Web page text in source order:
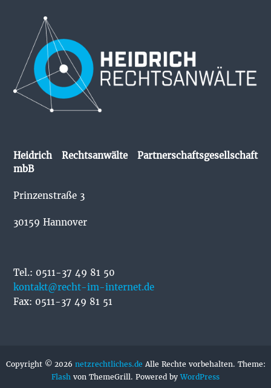
Heidrich Rechtsanwälte Partnerschaftsgesellschaft
mbB
Prinzenstraße 3
30159 Hannover
Tel.: 0511-37 49 81 50
kontakt@recht-im-internet.de
Fax: 0511-37 49 81 51
Copyright © 2026 netzrechtliches.de Alle Rechte vorbehalten. Theme:
Flash von ThemeGrill. Powered byWordPress